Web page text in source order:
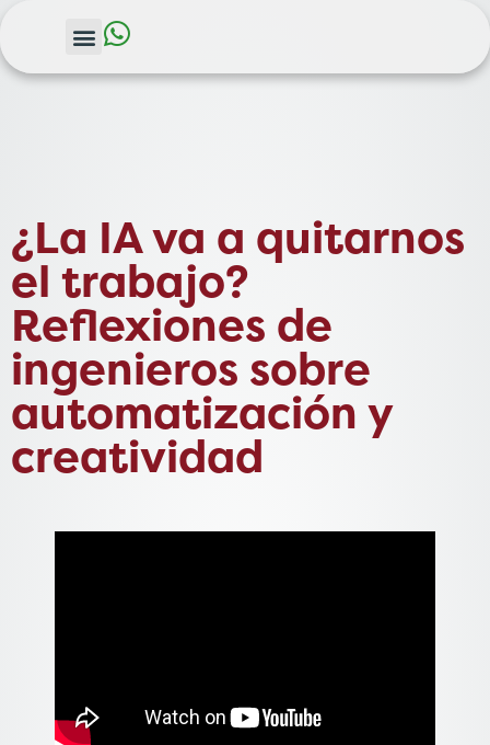
¿La IA va a quitarnos
el trabajo?
Reflexiones de
ingenieros sobre
automatización y
creatividad